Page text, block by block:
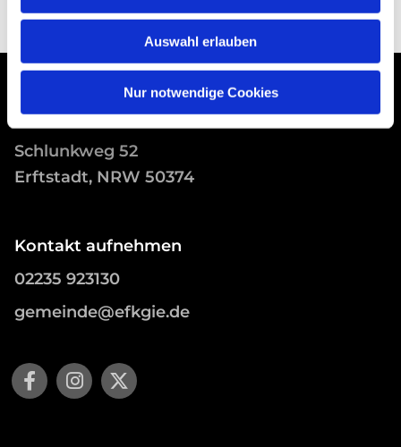
Auswahl erlauben
Nur notwendige Cookies
Schlunkweg 52
Erftstadt, NRW 50374
Kontakt aufnehmen
02235 923130
gemeinde@efkgie.de